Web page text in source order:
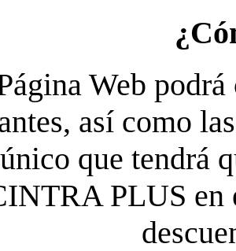
Web
así como
que tendrá
PLUS en